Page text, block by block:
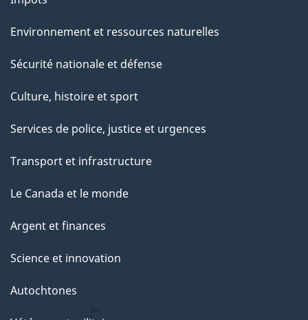
Environnement et ressources naturelles
Sécurité nationale et défense
Culture, histoire et sport
Services de police, justice et urgences
Transport et infrastructure
Le Canada et le monde
Argent et finances
Science et innovation
Autochtones